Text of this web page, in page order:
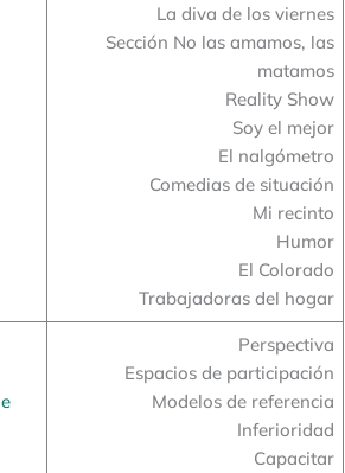
La diva de los viernes
Sección No las amamos, las
matamos
Reality Show
Soy el mejor
El nalgómetro
Comedias de situación
Mi recinto
Humor
El Colorado
Trabajadoras del hogar
Perspectiva
Espacios de participación
Modelos de referencia
Inferioridad
Capacitar